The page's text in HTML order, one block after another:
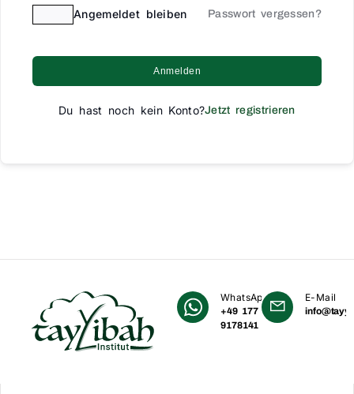
Angemeldet bleiben Passwort vergessen?
Anmelden
Du hast noch kein Konto?Jetzt registrieren
WhatsApp
+49 177
9178141
E-Mail